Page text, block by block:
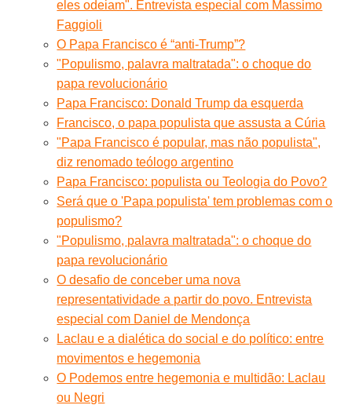
eles odeiam". Entrevista especial com Massimo
Faggioli
O Papa Francisco é “anti-Trump”?
"Populismo, palavra maltratada": o choque do
papa revolucionário
Papa Francisco: Donald Trump da esquerda
Francisco, o papa populista que assusta a Cúria
"Papa Francisco é popular, mas não populista",
diz renomado teólogo argentino
Papa Francisco: populista ou Teologia do Povo?
Será que o 'Papa populista' tem problemas com o
populismo?
"Populismo, palavra maltratada": o choque do
papa revolucionário
O desafio de conceber uma nova
representatividade a partir do povo. Entrevista
especial com Daniel de Mendonça
Laclau e a dialética do social e do político: entre
movimentos e hegemonia
O Podemos entre hegemonia e multidão: Laclau
ou Negri